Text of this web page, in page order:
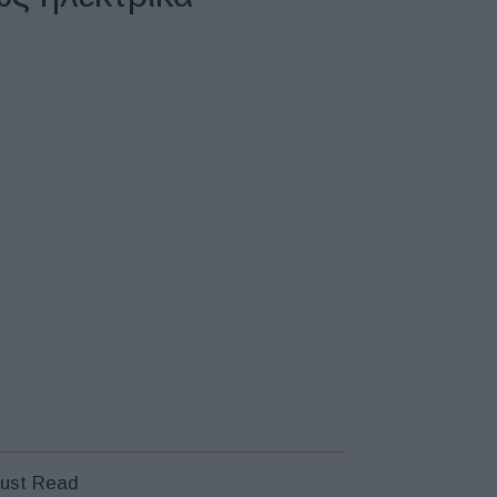
Read